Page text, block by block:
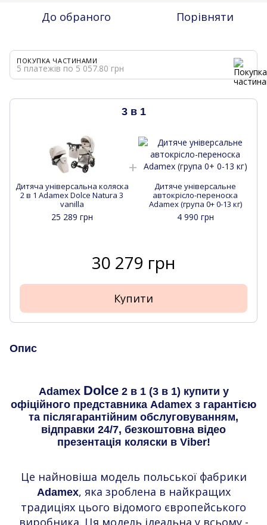
До обраного Порівняти
ПОКУПКА ЧАСТИНАМИ
5 платежів по 5 057.80 грн
3 в 1
Дитяча універсальна коляска
2 в 1 Adamex Dolce Natura 3
vanilla
25 289 грн
Дитяче універсальне
автокрісло-переноска
Adamex (група 0+ 0-13 кг)
4 990 грн
30 279 грн
Купити
Опис
Adamex Dolce2 в 1 (3 в 1) купити у
офіційного представника Adamex з гарантією
та післягарантійним обслуговуванням,
відправки 24/7, безкоштовна відео
презентація коляски в Viber!
Це найновіша модель польської фабрики
Adamex, яка зроблена в найкращих
традиціях цього відомого європейського
виробника. Ця модель ідеальна у всьому -